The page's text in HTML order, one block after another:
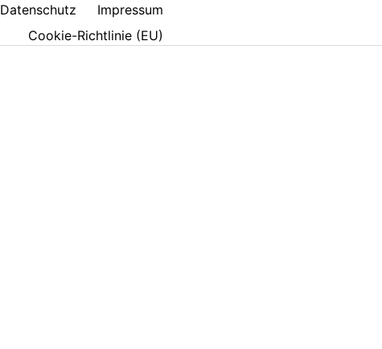
Datenschutz
Impressum
Cookie-Richtlinie (EU)